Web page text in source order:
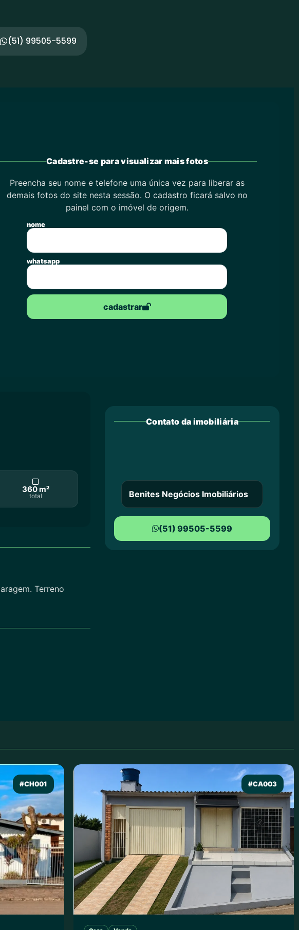
(51) 99505-5599
Cadastre-se para visualizar mais fotos
Preencha seu nome e telefone uma única vez para liberar as
demais fotos do site nesta sessão. O cadastro ficará salvo no
painel com o imóvel de origem.
nome
whatsapp
cadastrar
360 m²
total
Terreno
Contato da imobiliária
Benites Negócios Imobiliários
(51) 99505-5599
#CH001 #CA003